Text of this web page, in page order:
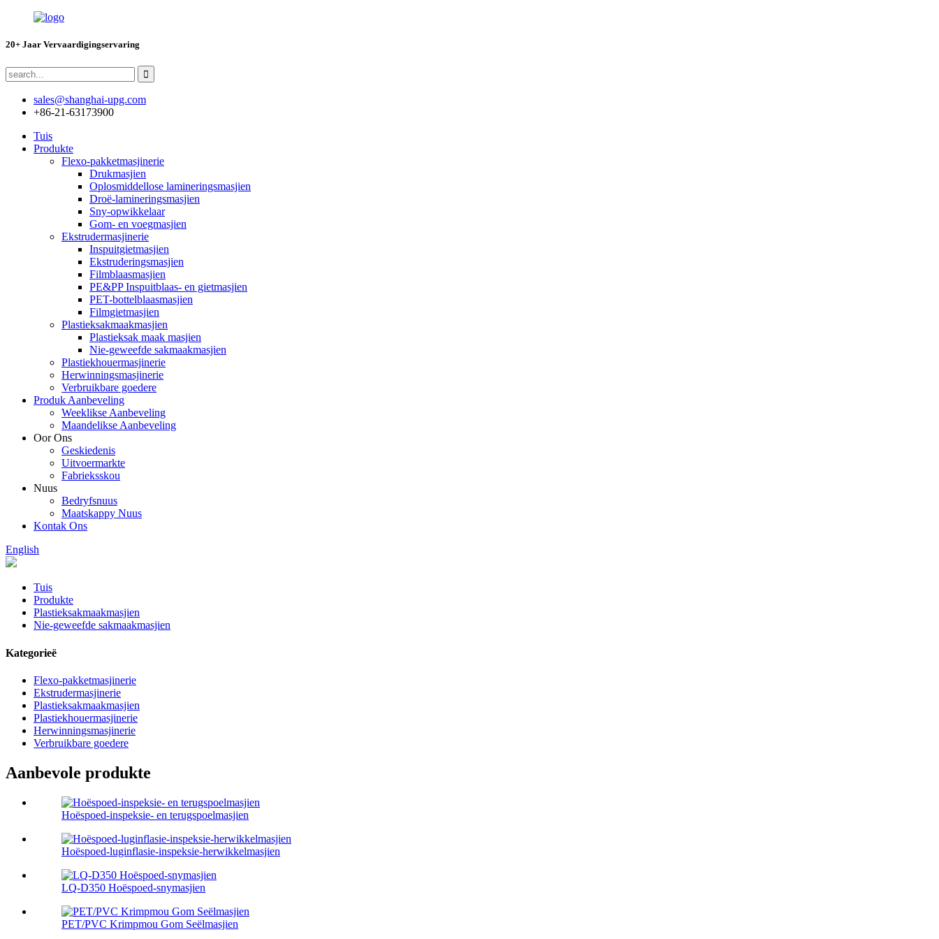
20+ Jaar Vervaardigingservaring
sales@shanghai-upg.com
+86-21-63173900
Tuis
Produkte
Flexo-pakketmasjinerie
Drukmasjien
Oplosmiddellose lamineringsmasjien
Droë-lamineringsmasjien
Sny-opwikkelaar
Gom- en voegmasjien
Ekstrudermasjinerie
Inspuitgietmasjien
Ekstruderingsmasjien
Filmblaasmasjien
PE&PP Inspuitblaas- en gietmasjien
PET-bottelblaasmasjien
Filmgietmasjien
Plastieksakmaakmasjien
Plastieksak maak masjien
Nie-geweefde sakmaakmasjien
Plastiekhouermasjinerie
Herwinningsmasjinerie
Verbruikbare goedere
Produk Aanbeveling
Weeklikse Aanbeveling
Maandelikse Aanbeveling
Oor Ons
Geskiedenis
Uitvoermarkte
Fabrieksskou
Nuus
Bedryfsnuus
Maatskappy Nuus
Kontak Ons
English
Tuis
Produkte
Plastieksakmaakmasjien
Nie-geweefde sakmaakmasjien
Kategorieë
Flexo-pakketmasjinerie
Ekstrudermasjinerie
Plastieksakmaakmasjien
Plastiekhouermasjinerie
Herwinningsmasjinerie
Verbruikbare goedere
Aanbevole produkte
Hoëspoed-inspeksie- en terugspoelmasjien
Hoëspoed-luginflasie-inspeksie-herwikkelmasjien
LQ-D350 Hoëspoed-snymasjien
PET/PVC Krimpmou Gom Seëlmasjien